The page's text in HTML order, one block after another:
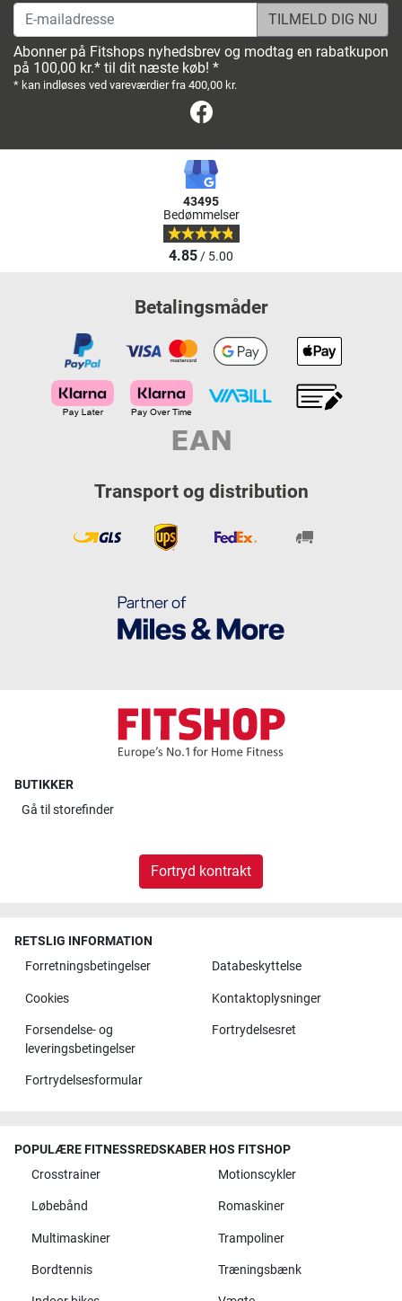
E-mailadresse
Abonner på Fitshops nyhedsbrev og modtag en rabatkupon
på 100,00 kr.* til dit næste køb! *
* kan indløses ved vareværdier fra 400,00 kr.
43495
Bedømmelser
4.85/ 5.00
Betalingsmåder
Transport og distribution
BUTIKKER
Gå til storefinder
Fortryd kontrakt
RETSLIG INFORMATION
Forretningsbetingelser
Databeskyttelse
Cookies Kontaktoplysninger
Forsendelse- og
leveringsbetingelser
Fortrydelsesret
Fortrydelsesformular
POPULÆRE FITNESSREDSKABER HOS FITSHOP
Crosstrainer
Motionscykler
Løbebånd Romaskiner
Multimaskiner Trampoliner
Bordtennis Træningsbænk